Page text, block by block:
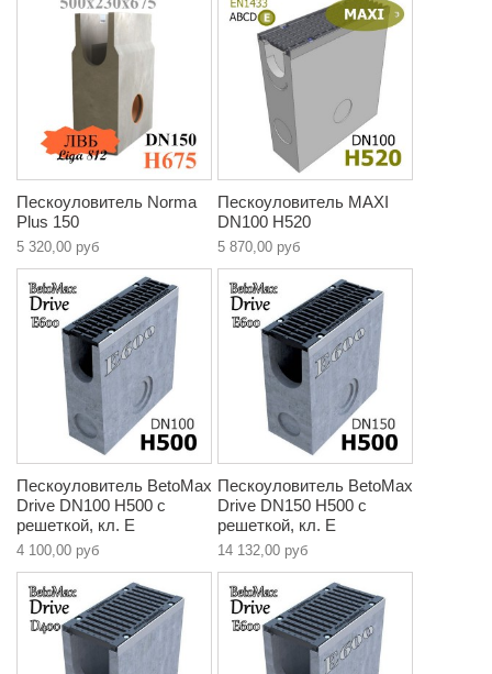
Пескоуловитель Norma
Plus 150
5 320,00 руб
Пескоуловитель MAXI
DN100 H520
5 870,00 руб
Пескоуловитель BetoMax
Drive DN100 H500 с
решеткой, кл. E
4 100,00 руб
Пескоуловитель BetoMax
Drive DN150 H500 с
решеткой, кл. E
14 132,00 руб